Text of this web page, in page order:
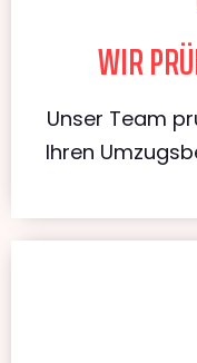
WIR
Unser Team
Ihren